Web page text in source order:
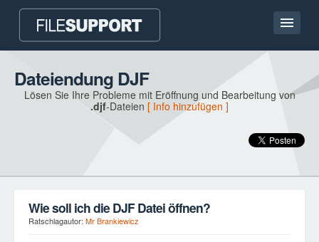
Hauptseite
Kontakt
Dateiendung DJF
Lösen Sie Ihre Probleme mit Eröffnung und Bearbeitung von
.djf-Dateien [ Info hinzufügen ]
Wie soll ich die DJF Datei öffnen?
Ratschlagautor: Mr Brankiewicz